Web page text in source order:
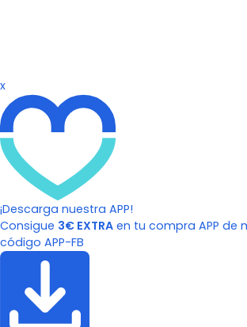
x
¡Descarga nuestra APP!
Consigue 3€ EXTRA en tu compra APP de
código APP-FB